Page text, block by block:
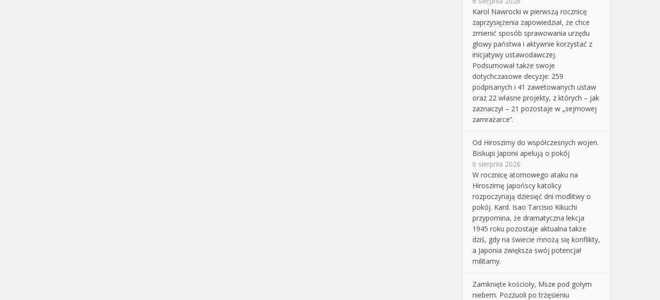
Karol Nawrocki w pierwszą rocznicę
zaprzysiężenia zapowiedział, że chce
zmienić sposób sprawowania urzędu
głowy państwa i aktywnie korzystać z
inicjatywy ustawodawczej.
Podsumował także swoje
dotychczasowe decyzje: 259
podpisanych i 41 zawetowanych ustaw
oraz 22 własne projekty, z których – jak
zaznaczył – 21 pozostaje w „sejmowej
zamrażarce”.
Od Hiroszimy do współczesnych wojen.
Biskupi Japonii apelują o pokój
6 sierpnia 2026
W rocznicę atomowego ataku na
Hiroszimę japońscy katolicy
rozpoczynają dziesięć dni modlitwy o
pokój. Kard. Isao Tarcisio Kikuchi
przypomina, że dramatyczna lekcja
1945 roku pozostaje aktualna także
dziś, gdy na świecie mnożą się konflikty,
a Japonia zwiększa swój potencjał
militarny.
Zamknięte kościoły, Msze pod gołym
niebem. Pozzuoli po trzęsieniu